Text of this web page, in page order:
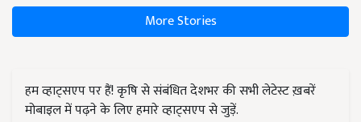
More Stories
हम व्हाट्सएप पर हैं! कृषि से संबंधित देशभर की सभी लेटेस्ट ख़बरें
मोबाइल में पढ़ने के लिए हमारे व्हाट्सएप से जुड़ें.